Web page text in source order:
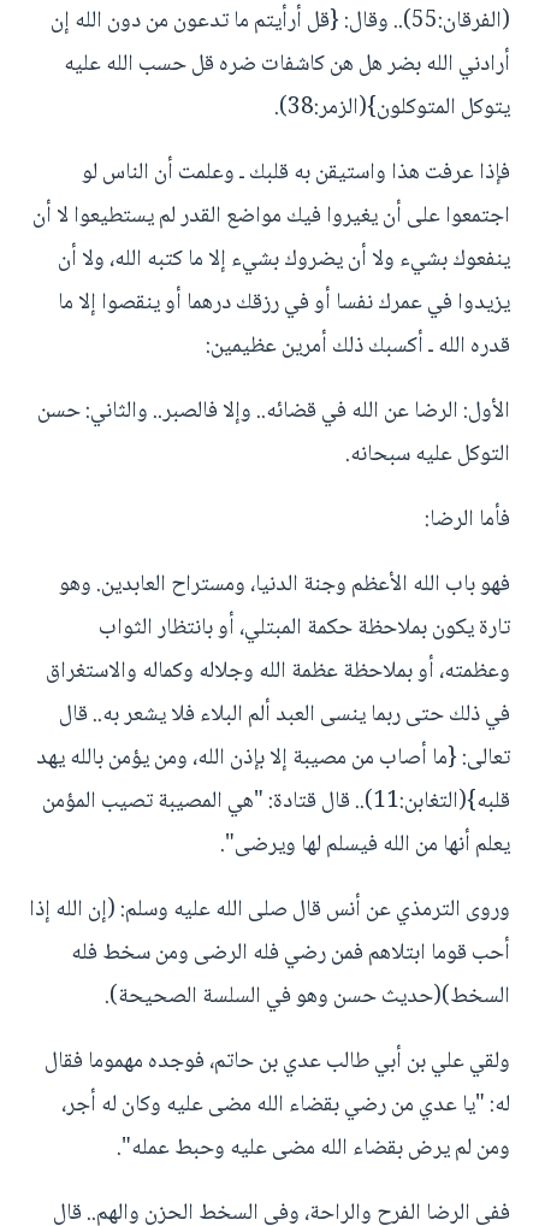
(الفرقان:55).. وقال: {قل أرأيتم ما تدعون من دون الله إن
أرادني الله بضر هل هن كاشفات ضره قل حسب الله عليه
يتوكل المتوكلون}(الزمر:38).
فإذا عرفت هذا واستيقن به قلبك ـ وعلمت أن الناس لو
اجتمعوا على أن يغيروا فيك مواضع القدر لم يستطيعوا لا أن
ينفعوك بشيء ولا أن يضروك بشيء إلا ما كتبه الله، ولا أن
يزيدوا في عمرك نفسا أو في رزقك درهما أو ينقصوا إلا ما
قدره الله ـ أكسبك ذلك أمرين عظيمين:
الأول: الرضا عن الله في قضائه.. وإلا فالصبر.. والثاني: حسن
التوكل عليه سبحانه.
فأما الرضا:
فهو باب الله الأعظم وجنة الدنيا، ومستراح العابدين. وهو
تارة يكون بملاحظة حكمة المبتلي، أو بانتظار الثواب
وعظمته، أو بملاحظة عظمة الله وجلاله وكماله والاستغراق
في ذلك حتى ربما ينسى العبد ألم البلاء فلا يشعر به.. قال
تعالى: {ما أصاب من مصيبة إلا بإذن الله، ومن يؤمن بالله يهد
قلبه}(التغابن:11).. قال قتادة: "هي المصيبة تصيب المؤمن
يعلم أنها من الله فيسلم لها ويرضى".
وروى الترمذي عن أنس قال صلى الله عليه وسلم: (إن الله إذا
أحب قوما ابتلاهم فمن رضي فله الرضى ومن سخط فله
السخط)(حديث حسن وهو في السلسة الصحيحة).
ولقي علي بن أبي طالب عدي بن حاتم، فوجده مهموما فقال
له: "يا عدي من رضي بقضاء الله مضى عليه وكان له أجر،
ومن لم يرض بقضاء الله مضى عليه وحبط عمله".
ففي الرضا الفرح والراحة، وفي السخط الحزن والهم.. قال